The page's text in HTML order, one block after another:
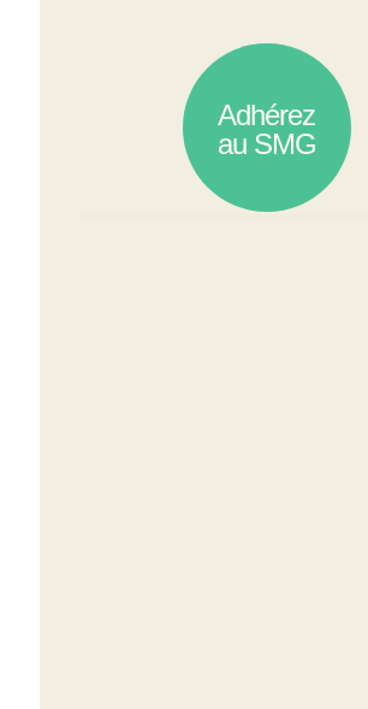
Adhérez
au SMG